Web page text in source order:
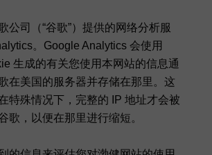
公司（“谷歌”）提供的网络分析服
。Google Analytics 会使用
生成的有关您使用本网站的信息通
在美国的服务器并存储在那里。这
特殊情况下，完整的 IP 地址才会被
歌，以便在那里进行缩短。